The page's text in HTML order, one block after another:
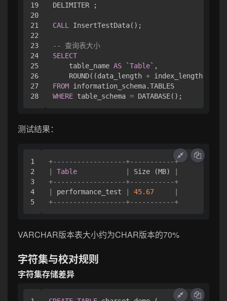
19
20
21
22
23
24
25
26
27
DELIMITER ;
CALL InsertTestData();
-- 查询表大小
SELECT
    table_name
AS `Table`,
    ROUND((data_length
+ index_length)
FROM
WHERE table_schema =
测试结果：
1
2
3
4
+------------------+-----------+
Table Size (MB)
+------------------+-----------+
performance_test 45.67
+------------------+-----------+
VARCHAR版本表大小约为CHAR版本的70%
字符集与校对规则
字符集存储差异